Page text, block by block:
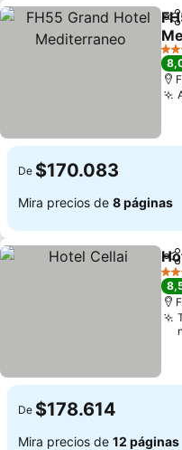
4
De $170.083
Mira precios de 8 páginas
4
De $178.614
Mira precios de 12 páginas